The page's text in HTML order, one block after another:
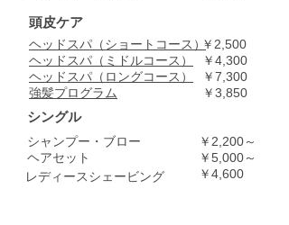
シングル
頭皮ケア
ヘッドスパ（ショートコース）
​ヘッドスパ（ミドルコース）
ヘッドスパ（ロングコース）
​強髪プログラム
​シャンプー・ブロー
​ヘアセット
￥4,300
￥2,500
￥7,300
￥3,850
￥2,200～
￥5,000～
￥4,600
​レディースシェービング